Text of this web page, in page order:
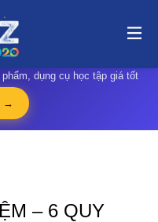
Sống Tình Cảm | i-
dụng cụ học tập giá tốt
→
– 6 QUY